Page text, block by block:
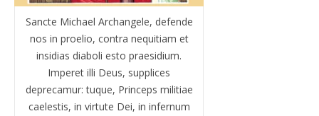
Sancte Michael Archangele, defende
nos in proelio, contra nequitiam et
insidias diaboli esto praesidium.
Imperet illi Deus, supplices
deprecamur: tuque, Princeps militiae
caelestis, in virtute Dei, in infernum